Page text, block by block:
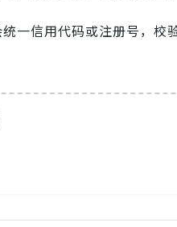
一信用代码或注册号，